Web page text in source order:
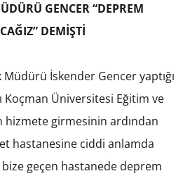
GENCER “DEPREM
DEMİŞTİ
İskender Gencer yaptığı
Koçman Üniversitesi Eğitim ve
hizmete girmesinin ardından
hastanesine ciddi anlamda
bize geçen hastanede deprem